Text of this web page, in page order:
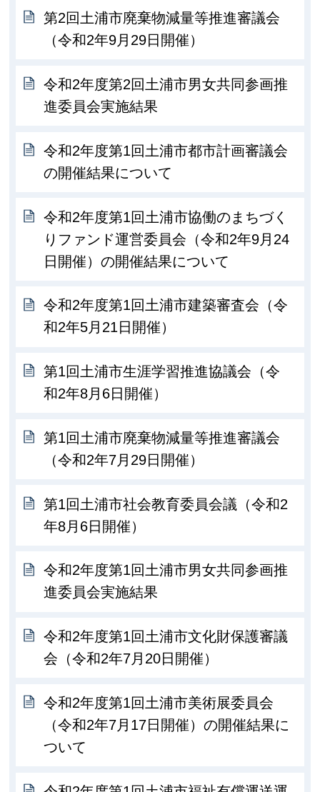
第2回土浦市廃棄物減量等推進審議会
（令和2年9月29日開催）
令和2年度第2回土浦市男女共同参画推
進委員会実施結果
令和2年度第1回土浦市都市計画審議会
の開催結果について
令和2年度第1回土浦市協働のまちづく
りファンド運営委員会（令和2年9月24
日開催）の開催結果について
令和2年度第1回土浦市建築審査会（令
和2年5月21日開催）
第1回土浦市生涯学習推進協議会（令
和2年8月6日開催）
第1回土浦市廃棄物減量等推進審議会
（令和2年7月29日開催）
第1回土浦市社会教育委員会議（令和2
年8月6日開催）
令和2年度第1回土浦市男女共同参画推
進委員会実施結果
令和2年度第1回土浦市文化財保護審議
会（令和2年7月20日開催）
令和2年度第1回土浦市美術展委員会
（令和2年7月17日開催）の開催結果に
ついて